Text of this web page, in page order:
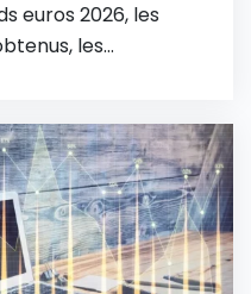
euros 2026, les
les
maximiser votre